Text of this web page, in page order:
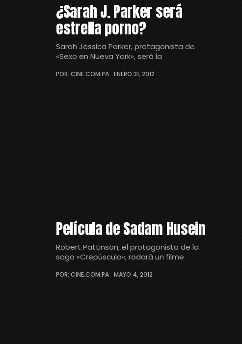
¿Sarah J. Parker será
estrella porno?
Sarah Jessica Parker, protagonista de
«Sexo en Nueva York», será la
POR: CINE.COM.PA ENERO 31, 2012
Película de Sadam Husein
Robert Pattinson, el protagonista de la
saga «Crepúsculo«, rodará un filme
POR: CINE.COM.PA MAYO 4, 2012